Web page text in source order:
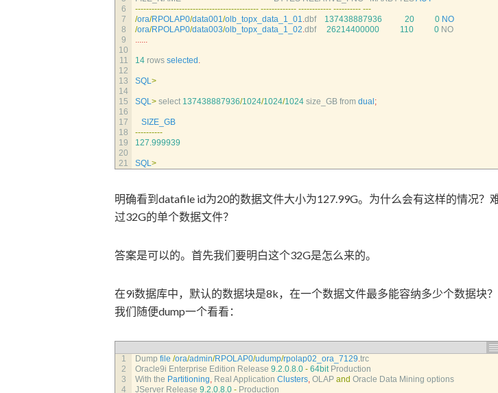
6
7
8
9
10
11
12
13
14
15
16
17
18
19
20
21
--------------------------------------------- ------------- ------------ ---------- ---
/ora/RPOLAP0/data001/olb_topx_data_1_01.dbf 137438887936 20 0 NO
/ora/RPOLAP0/data003/olb_topx_data_1_02.dbf 26214400000 110 0 NO
......
14 rows selected .
SQL>
SQL> select 137438887936/1024/1024/1024 size_GB from dual ;
SIZE_GB
----------
127.999939
SQL>
明确看到datafile id为20的数据文件大小为127.99G。为什么会有这样的情况？
过32G的单个数据文件？
答案是可以的。首先我们要明白这个32G是怎么来的。
在9i数据库中，默认的数据块是8k，在一个数据文件最多能容纳多少个数据块？
我们随便dump一个看看：
1
2
3
4
Dump file /ora/admin/RPOLAP0/udump/rpolap02_ora_7129.trc
Oracle9i Enterprise Edition Release 9.2.0.8.0 - 64bit Production
With the Partitioning, Real Application Clusters, OLAP and Oracle Data Mining options
JServer Release 9.2.0.8.0 - Production